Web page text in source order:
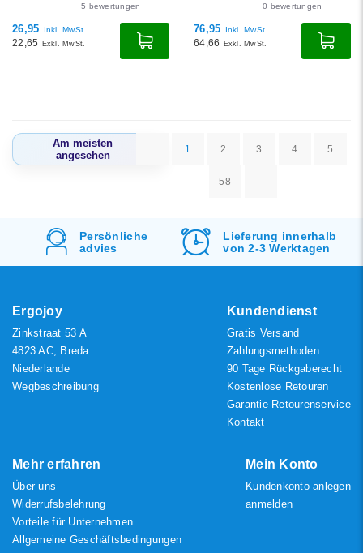
5 bewertungen
26,95 Inkl. MwSt.
22,65 Exkl. MwSt.
0 bewertungen
76,95 Inkl. MwSt.
64,66 Exkl. MwSt.
Am meisten
angesehen
Niedrigster Preis
1 2 3 4 5
58
Lieferung innerhalb
von 2-3 Werktagen
KostenlosVersand
& Rücksendung
Ergojoy
Zinkstraat 53 A
4823 AC, Breda
Niederlande
Wegbeschreibung
Kundendienst
Gratis Versand
Zahlungsmethoden
90 Tage Rückgaberecht
Kostenlose Retouren
Garantie-Retourenservice
Kontakt
Mehr erfahren
Über uns
Widerrufsbelehrung
Vorteile für Unternehmen
Allgemeine Geschäftsbedingungen
Mein Konto
Kundenkonto anlegen
anmelden